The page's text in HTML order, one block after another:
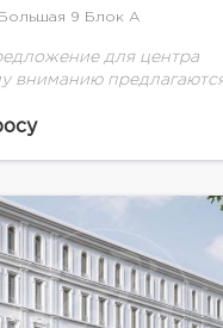
9 Блок А
для центра
вниманию
выходят на улицу